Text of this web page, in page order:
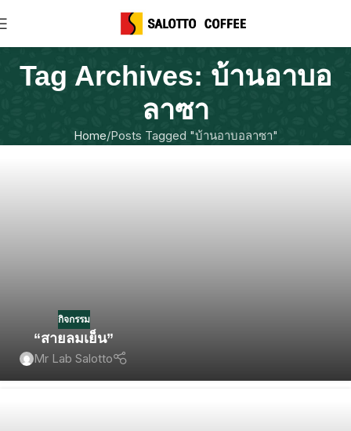
Tag Archives: บ้านอาบอ
ลาซา
Home Posts Tagged "บ้านอาบอลาซา"
กิจกรรม
“สายลมเย็น”
Mr Lab Salotto